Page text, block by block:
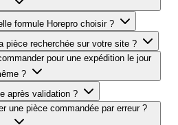
formule Horepro choisir ?
pièce recherchée sur votre site ?
pour une expédition le jour
?
après validation ?
une pièce commandée par erreur ?